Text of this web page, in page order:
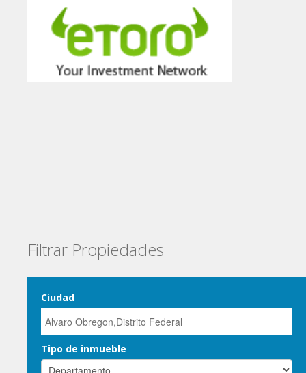
Filtrar Propiedades
Ciudad
Tipo de inmueble